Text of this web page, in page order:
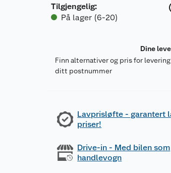
Tilgjengelig:
På lager (6-20)
Dine
Finn alternativer og pris for
ditt postnummer
Lavprisløfte - garantert
priser!
Drive-in - Med bilen som
handlevogn